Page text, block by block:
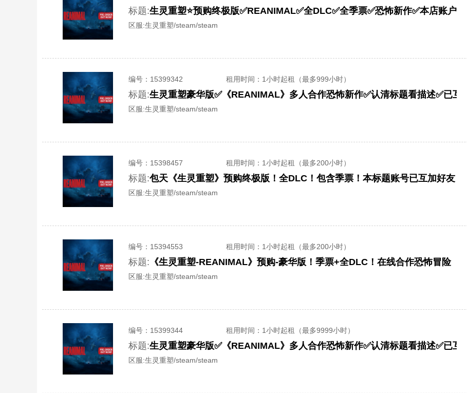
标题:生灵重塑⭐️预购终极版✅REANIMAL✅全DLC✅全季票✅恐怖新作✅本店账户已
区服:生灵重塑/steam/steam
编号： 15399342 租用时间 ：1小时起租（最多999小时）
标题:
区服:生灵重塑/steam/steam
编号： 15398457 租用时间 ：1小时起租（最多200小时）
标题:
区服:生灵重塑/steam/steam
编号： 15394553 租用时间 ：1小时起租（最多200小时）
标题: 《生灵重塑-REANIMAL》预购-豪华版！季票+全DLC！在线合作恐怖冒险
区服:生灵重塑/steam/steam
编号： 15399344 租用时间 ：1小时起租（最多9999小时）
标题:
区服:生灵重塑/steam/steam